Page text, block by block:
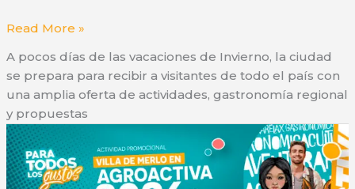
Merlo
prepara
para
recibir
las
Vacaciones
de
Invierno
Read More »
A pocos días de las vacaciones de Invierno, la ciudad
se prepara para recibir a visitantes de todo el país con
una amplia oferta de actividades, gastronomía regional
y propuestas